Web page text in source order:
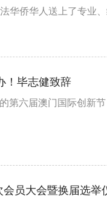
华侨华人送上了专业
！毕志健致辞
第六届澳门国际创新
员大会暨换届选